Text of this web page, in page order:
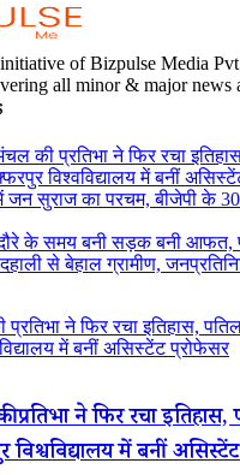
of Bizpulse Media
all minor & major news
की प्रतिभा ने फिर रचा
विश्वविद्यालय में बनीं
जन सुराज का परचम, बीजेपी के
के समय बनी सड़क बनी आफत,
से बेहाल ग्रामीण,
ने फिर रचा इतिहास,
में बनीं असिस्टेंट प्रोफेसर
प्रतिभा ने फिर रचा इतिहास,
विश्वविद्यालय में बनीं